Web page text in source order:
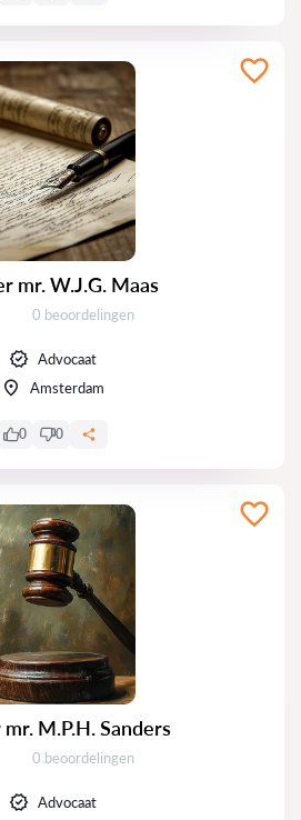
mr. W.J.G. Maas
Getuigenissen:
0 beoordelingen
Advocaat
Amsterdam
0 0
M.P.H. Sanders
Getuigenissen:
0 beoordelingen
Advocaat